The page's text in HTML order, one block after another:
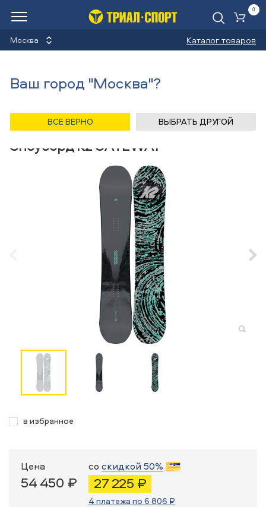
Москва Каталог товаров
0
Сноуборд K2 GATEWAY
в избранное
Цена
54 450 ₽
со скидкой 50%
27 225 ₽
4 платежа по 6 806 ₽
Ваш город "Москва"?
ВСЕ ВЕРНО ВЫБРАТЬ ДРУГОЙ